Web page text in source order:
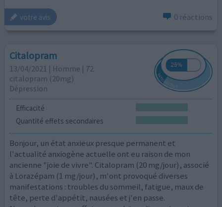
votre avis 0 réactions
Citalopram
13/04/2021 | Homme | 72
citalopram (20mg)
Dépression
Efficacité
Quantité effets secondaires
Bonjour, un état anxieux presque permanent et
l'actualité anxiogène actuelle ont eu raison de mon
ancienne "joie de vivre". Citalopram (20 mg/jour), associé
à Lorazépam (1 mg/jour), m'ont provoqué diverses
manifestations : troubles du sommeil, fatigue, maux de
tête, perte d'appétit, nausées et j'en passe.